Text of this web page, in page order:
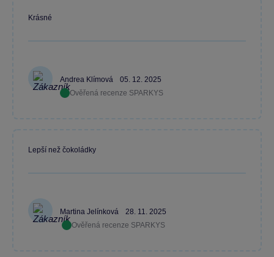
Andrea Klímová
05. 12. 2025
Ověřená recenze SPARKYS
Krásné
Martina Jelínková
28. 11. 2025
Ověřená recenze SPARKYS
Lepší než čokoládky